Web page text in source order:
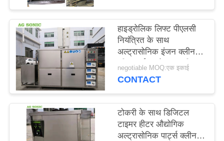
PRIVACY
POLICY
हाइड्रोलिक लिफ्ट पीएलसी
नियंत्रित के साथ
अल्ट्रासोनिक इंजन क्लीनर
की सफाई करने वाला व्हील
रिम
negotiable MOQ:एक इकाई
CONTACT
टोकरी के साथ डिजिटल
टाइमर हीटर औद्योगिक
अल्ट्रासोनिक पार्ट्स क्लीनर